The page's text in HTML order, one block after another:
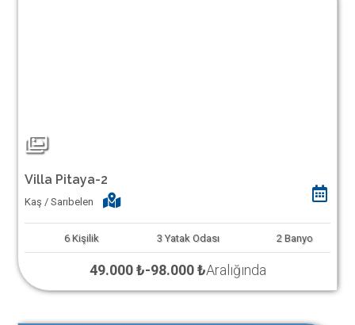
Villa Pitaya-2
Kaş / Sarıbelen
6 Kişilik 3 Yatak Odası 2 Banyo
49.000 ₺-98.000 ₺Aralığında